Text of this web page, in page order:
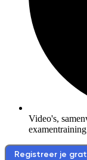
Video's,
examentraining
Registreer je